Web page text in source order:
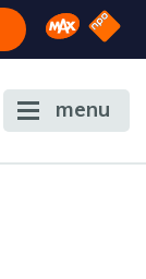
Omroep
NPO
menu